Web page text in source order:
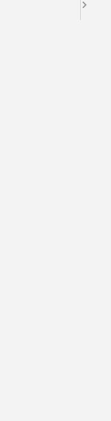
im Strompreis
3,72 Ct/kWh auf
nicht privilegierten
zu
1. Juli 2022 auf
Robert Habeck: „Das ist
je und kann den